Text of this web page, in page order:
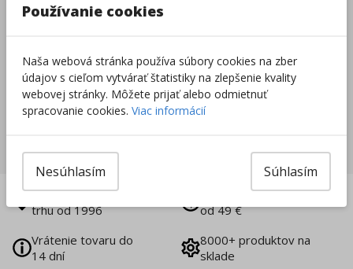
Slovenská firma na
trhu od 1996
Doprava zadarmo už
od 49 €
Vrátenie tovaru do
14 dní
8000+ produktov na
sklade
Používanie cookies
Naša webová stránka používa súbory cookies na zber
údajov s cieľom vytvárať štatistiky na zlepšenie kvality
webovej stránky. Môžete prijať alebo odmietnuť
spracovanie cookies. Viac informácií
Súhlasím
Nesúhlasím